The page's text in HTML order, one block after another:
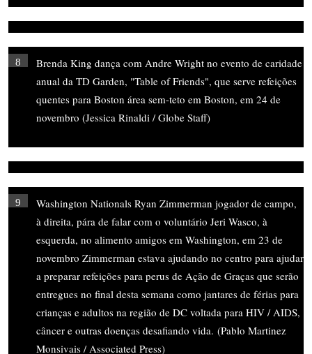
8
Brenda King dança com Andre Wright no evento de caridade
anual da TD Garden, "Table of Friends", que serve refeições
quentes para Boston área sem-teto em Boston, em 24 de
novembro (Jessica Rinaldi / Globe Staff)
9
Washington Nationals Ryan Zimmerman jogador de campo,
à direita, pára de falar com o voluntário Jeri Wasco, à
esquerda, no alimento amigos em Washington, em 23 de
novembro Zimmerman estava ajudando no centro para ajudar
a preparar refeições para perus de Ação de Graças que serão
entregues no final desta semana como jantares de férias para
crianças e adultos na região de DC voltada para HIV / AIDS,
câncer e outras doenças desafiando vida. (Pablo Martinez
Monsivais / Associated Press)